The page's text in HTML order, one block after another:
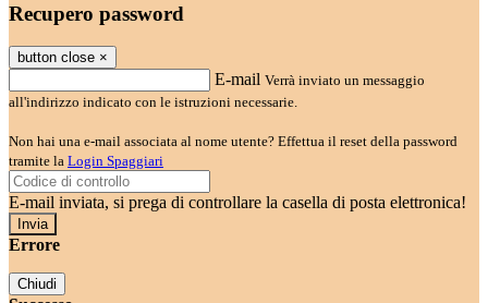
Recupero password
button close ×
E-mail Verrà inviato un messaggio
all'indirizzo indicato con le istruzioni necessarie.
Non hai una e-mail associata al nome utente? Effettua il reset della password
tramite la Login Spaggiari
E-mail inviata, si prega di controllare la casella di posta elettronica!
Errore
Chiudi